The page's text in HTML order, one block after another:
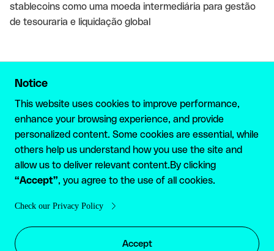
stablecoins como uma moeda intermediária para gestão
de tesouraria e liquidação global
Notice
This website uses cookies to improve performance,
enhance your browsing experience, and provide
personalized content. Some cookies are essential, while
others help us understand how you use the site and
allow us to deliver relevant content.By clicking
“Accept”, you agree to the use of all cookies.
Check our Privacy Policy
Accept
Automate your
stablecoin-powered
global payments today